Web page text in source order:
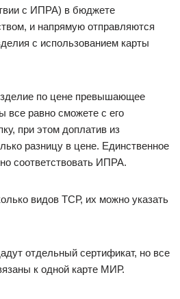
с ИПРА) в бюджете
и напрямую отправляются
с использованием карты
по цене превышающее
все равно сможете с его
при этом доплатив из
разницу в цене. Единственное
соответствовать ИПРА.
видов ТСР, их можно указать
отдельный сертификат, но все
к одной карте МИР.